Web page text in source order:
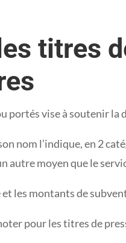
titres
portés vise à soutenir
nom l’indique, en 2
autre moyen que le
les montants de
pour les titres de